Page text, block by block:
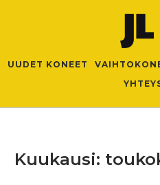
UUDET KONEET
Kuukausi: